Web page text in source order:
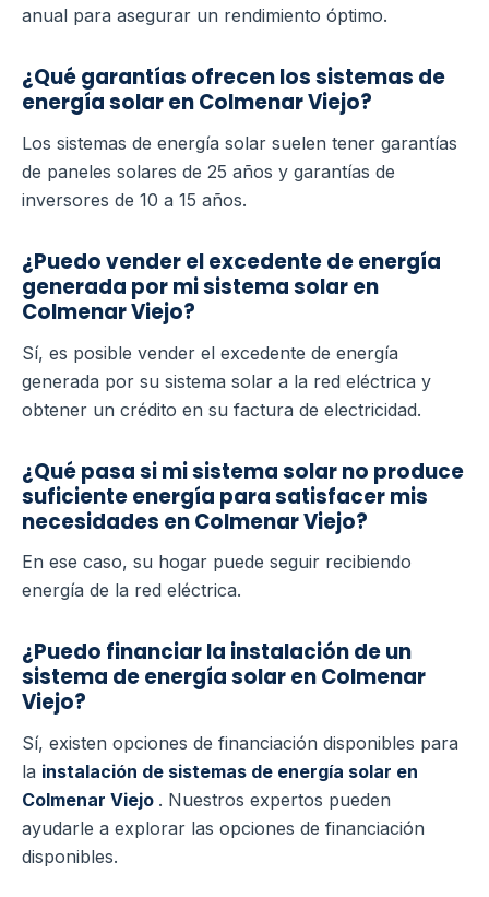
anual para asegurar un rendimiento óptimo.
¿Qué garantías ofrecen los sistemas de
energía solar en Colmenar Viejo?
Los sistemas de energía solar suelen tener garantías
de paneles solares de 25 años y garantías de
inversores de 10 a 15 años.
¿Puedo vender el excedente de energía
generada por mi sistema solar en
Colmenar Viejo?
Sí, es posible vender el excedente de energía
generada por su sistema solar a la red eléctrica y
obtener un crédito en su factura de electricidad.
¿Qué pasa si mi sistema solar no produce
suficiente energía para satisfacer mis
necesidades en Colmenar Viejo?
En ese caso, su hogar puede seguir recibiendo
energía de la red eléctrica.
¿Puedo financiar la instalación de un
sistema de energía solar en Colmenar
Viejo?
Sí, existen opciones de financiación disponibles para
la instalación de sistemas de energía solar en
Colmenar Viejo . Nuestros expertos pueden
ayudarle a explorar las opciones de financiación
disponibles.